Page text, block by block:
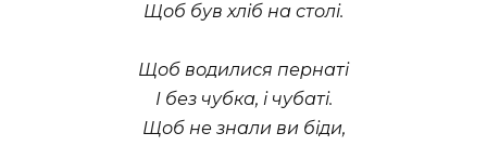
Щоб був хліб на столі.
Щоб водилися пернаті
І без чубка, і чубаті.
Щоб не знали ви біди,